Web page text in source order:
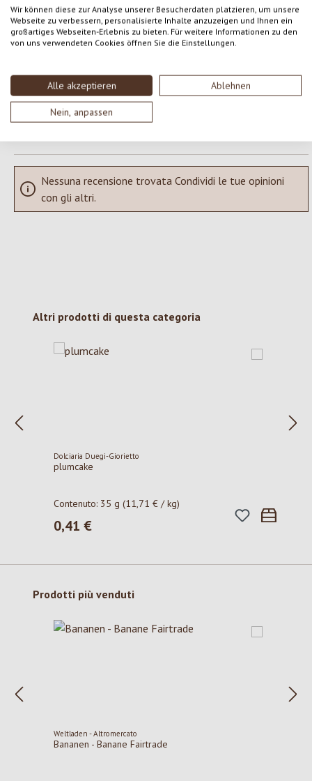
Wir können diese zur Analyse unserer Besucherdaten platzieren, um unsere
Webseite zu verbessern, personalisierte Inhalte anzuzeigen und Ihnen ein
großartiges Webseiten-Erlebnis zu bieten. Für weitere Informationen zu den
von uns verwendeten Cookies öffnen Sie die Einstellungen.
Alle akzeptieren Ablehnen
Nein, anpassen
Valutazione media di 0 su 5 stelle
Formula una valutazione!
Condividi le tue esperienze con il prodotto con altri clienti.
SCRIVERE UNA RECENSIONE
Visualizza le valutazioni solo nella lingua corrente.
Nessuna recensione trovata Condividi le tue opinioni
con gli altri.
Salta la galleria dei prodotti
Altri prodotti di questa categoria
Dolciaria Duegi-Giorietto
plumcake
Contenuto: 35 g(11,71 € / kg)
Prezzo normale:
0,41 €
Salta la galleria dei prodotti
Prodotti più venduti
Weltladen - Altromercato
Bananen - Banane Fairtrade